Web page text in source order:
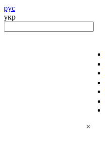
рус
укр
×